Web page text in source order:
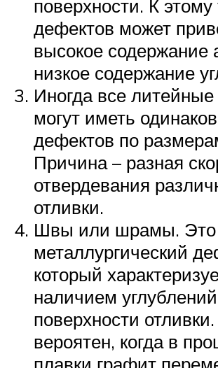
поверхности. К этому
дефектов может
высокое содержание
низкое содержание
Иногда все
могут иметь
дефектов по
Причина – разная
отвердевания
отливки.
Швы или шрамы. Это
металлургический
который
наличием
поверхности
вероятен, когда в